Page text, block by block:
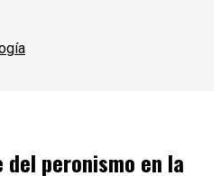
peronismo en la